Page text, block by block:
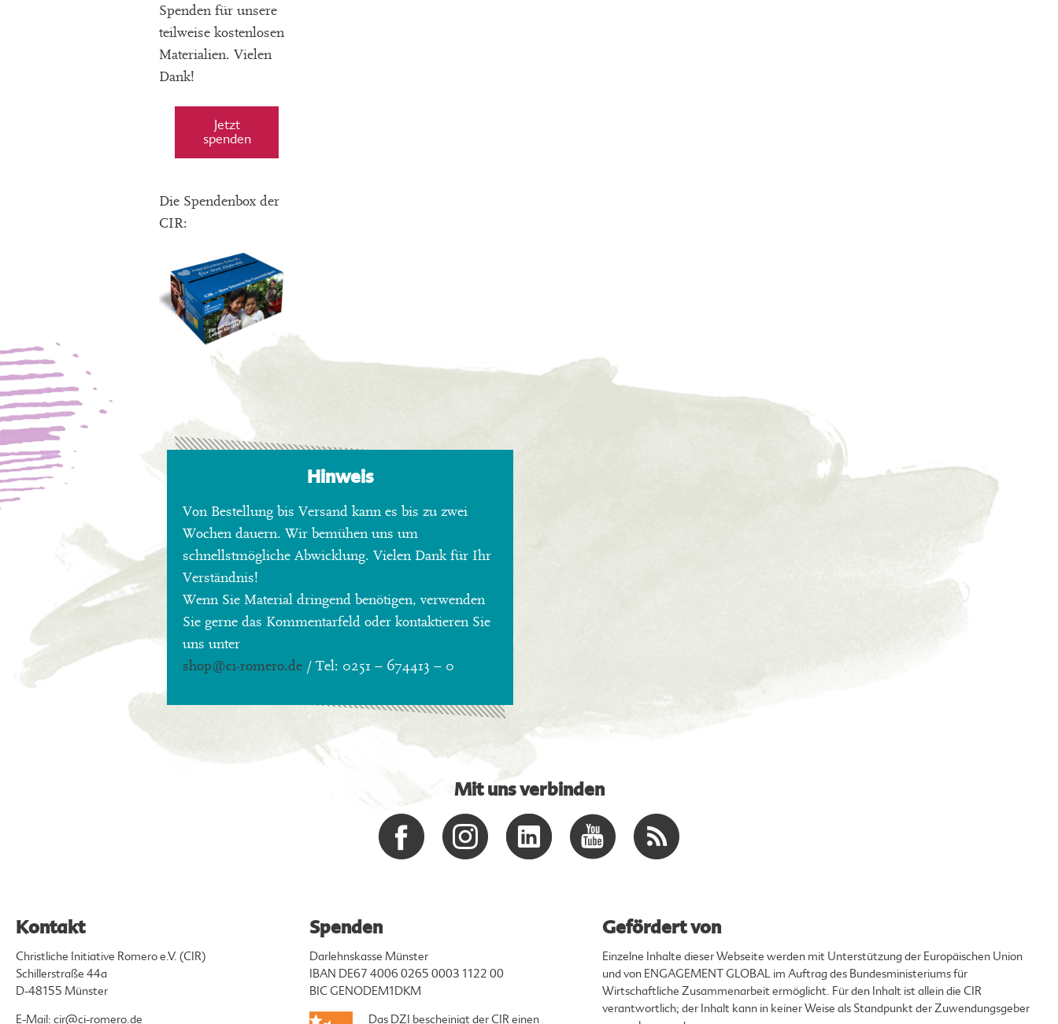
Spenden für unsere
teilweise kostenlosen
Materialien. Vielen
Dank!
Jetzt
spenden
Die Spendenbox der
CIR:
Hinweis
Von Bestellung bis Versand kann es bis zu zwei
Wochen dauern. Wir bemühen uns um
schnellstmögliche Abwicklung. Vielen Dank für Ihr
Verständnis!
Wenn Sie Material dringend benötigen, verwenden
Sie gerne das Kommentarfeld oder kontaktieren Sie
uns unter
shop@ci-romero.de / Tel: 0251 – 674413 – 0
Mit uns verbinden
Kontakt
Christliche Initiative Romero e.V. (CIR)
Schillerstraße 44a
D-48155 Münster
E-Mail: cir@ci-romero.de
Spenden
Darlehnskasse Münster
IBAN DE67 4006 0265 0003 1122 00
BIC GENODEM1DKM
Das DZI bescheinigt der CIR einen
Gefördert von
Einzelne Inhalte dieser Webseite werden mit Unterstützung der Europäischen Union
und von ENGAGEMENT GLOBAL im Auftrag des Bundesministeriums für
Wirtschaftliche Zusammenarbeit ermöglicht. Für den Inhalt ist allein die CIR
verantwortlich; der Inhalt kann in keiner Weise als Standpunkt der Zuwendungsgeber